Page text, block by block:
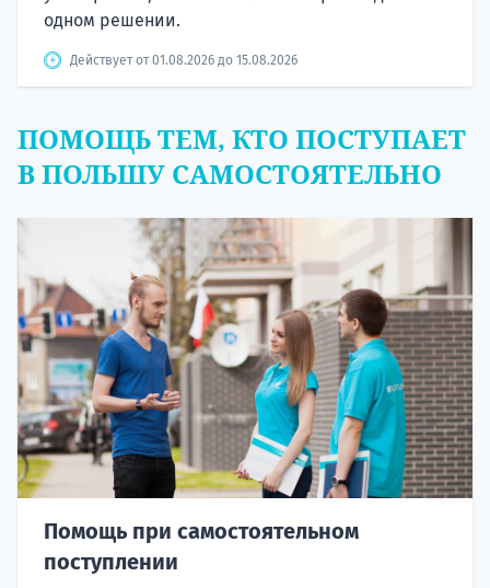
одном решении.
Действует от 01.08.2026 до 15.08.2026
ПОМОЩЬ ТЕМ, КТО ПОСТУПАЕТ
В ПОЛЬШУ САМОСТОЯТЕЛЬНО
Помощь при самостоятельном
поступлении